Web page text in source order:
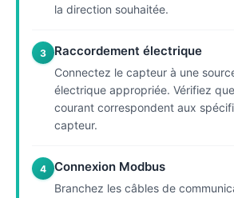
la direction souhaitée.
3 Raccordement électrique
Connectez le capteur à une
électrique appropriée. Vérifiez
courant correspondent aux
capteur.
4 Connexion Modbus
Branchez les câbles de